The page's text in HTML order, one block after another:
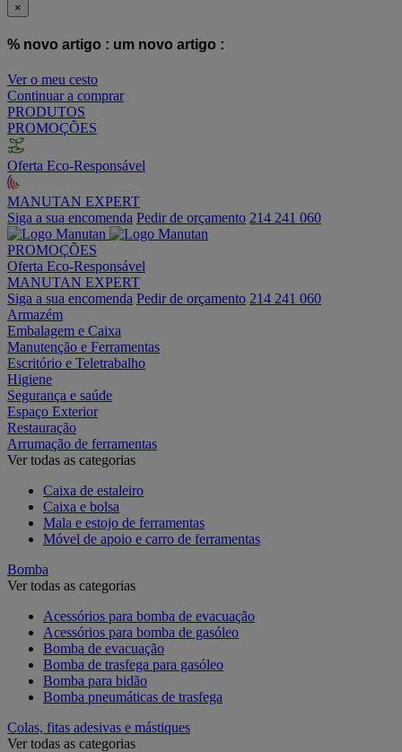
×
% novo artigo : um novo artigo :
Ver o meu cesto
Continuar a comprar
PRODUTOS
PROMOÇÕES
Oferta Eco-Responsável
MANUTAN EXPERT
Siga a sua encomenda Pedir de orçamento 214 241 060
PROMOÇÕES
Oferta Eco-Responsável
MANUTAN EXPERT
Siga a sua encomenda Pedir de orçamento 214 241 060
Armazém
Embalagem e Caixa
Manutenção e Ferramentas
Escritório e Teletrabalho
Higiene
Segurança e saúde
Espaço Exterior
Restauração
Arrumação de ferramentas
Ver todas as categorias
Caixa de estaleiro
Caixa e bolsa
Mala e estojo de ferramentas
Móvel de apoio e carro de ferramentas
Bomba
Ver todas as categorias
Acessórios para bomba de evacuação
Acessórios para bomba de gasóleo
Bomba de evacuação
Bomba de trasfega para gasóleo
Bomba para bidão
Bomba pneumáticas de trasfega
Colas, fitas adesivas e mástiques
Ver todas as categorias